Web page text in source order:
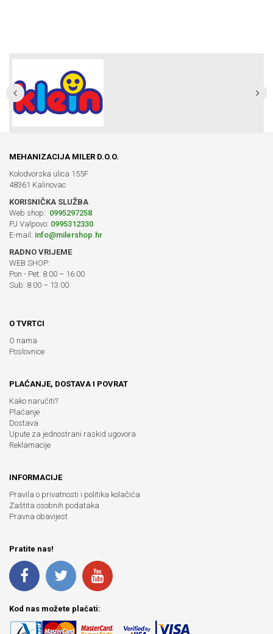
MEHANIZACIJA MILER D.O.O.
Kolodvorska ulica 155F
48361 Kalinovac
KORISNIČKA SLUŽBA
Web shop: 0995297258
PJ Valpovo: 0995312330
E-mail: info@milershop.hr
RADNO VRIJEME
WEB SHOP:
Pon - Pet: 8:00 – 16:00
Sub: 8:00 – 13:00
O TVRTCI
O nama
Poslovnice
PLAĆANJE, DOSTAVA I POVRAT
Kako naručiti?
Plaćanje
Dostava
Upute za jednostrani raskid ugovora
Reklamacije
INFORMACIJE
Pravila o privatnosti i politika kolačića
Zaštita osobnih podataka
Pravna obavijest
Pratite nas!
Kod nas možete plaćati: